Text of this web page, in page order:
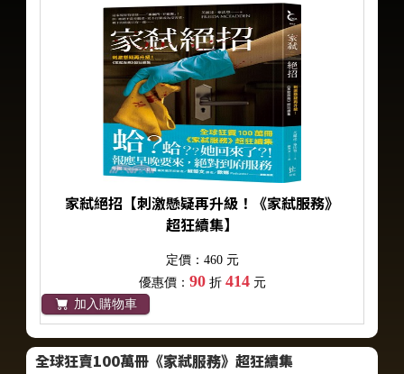
家弒絕招【刺激懸疑再升級！《家弒服務》
超狂續集】
定價：460 元
優惠價： 90折 414元
加入購物車
全球狂賣100萬冊《家弒服務》超狂續集